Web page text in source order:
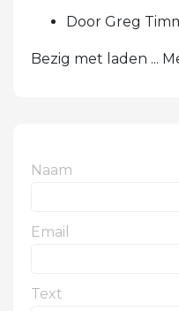
Door Greg
Bezig met laden ...
Naam
Email
Text